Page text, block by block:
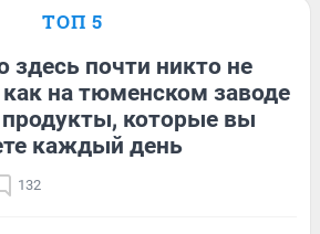
ТОП 5
здесь почти никто не
как на тюменском заводе
которые вы
каждый день
132